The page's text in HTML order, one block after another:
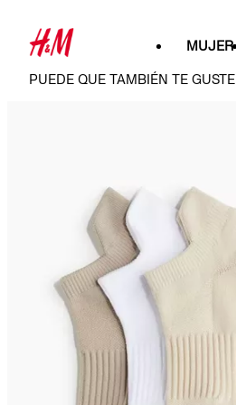
MUJER
PUEDE QUE TAMBIÉN TE GUSTE